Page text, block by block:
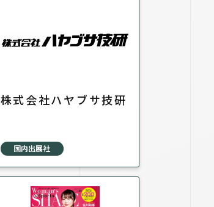
株式会社ハヤブサ技研
国内出展社